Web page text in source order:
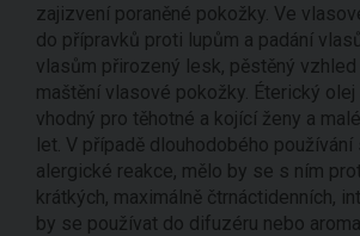
zajizvení poraněné pokožky. Ve
do přípravků proti lupům a padání
vlasům přirozený lesk, pěstěný vzhled
maštění vlasové pokožky. Éterický
vhodný pro těhotné a kojící ženy a
let. V případě dlouhodobého
alergické reakce, mělo by se s ním
krátkých, maximálně čtrnáctidenních,
by se používat do difuzéru nebo